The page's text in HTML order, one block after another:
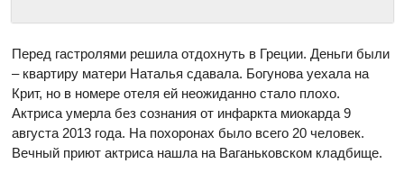
Перед гастролями решила отдохнуть в Греции. Деньги были
– квартиру матери Наталья сдавала. Богунова уехала на
Крит, но в номере отеля ей неожиданно стало плохо.
Актриса умерла без сознания от инфаркта миокарда 9
августа 2013 года. На похоронах было всего 20 человек.
Вечный приют актриса нашла на Ваганьковском кладбище.